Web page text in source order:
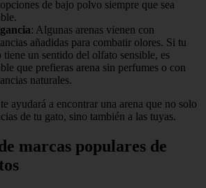
de bajo polvo siempre que sea
: Algunas arenas vienen con
añadidas para combatir olores. Si tu
tiene un sentido del olfato sensible, es
que prefieras arena sin perfumes o con
naturales.
ayudará a encontrar una arena que no solo
de tu gato, sino también a las tuyas.
marcas populares de